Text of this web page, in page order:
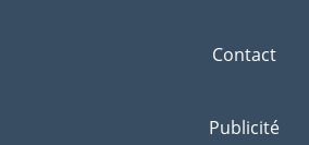
Contact
Publicité